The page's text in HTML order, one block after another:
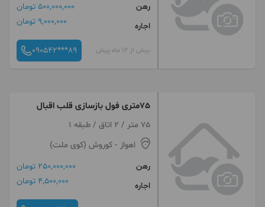
رهن
500,000,000 تومان
اجاره
9,000,000 تومان
بیش از 12 ماه پیش 090542***89
75متری فول بازسازی قلب اقبال
75 متر / 2 اتاق / طبقه 1
اهواز - کوروش (کوی ملت)
رهن
250,000,000 تومان
اجاره
4,500,000 تومان